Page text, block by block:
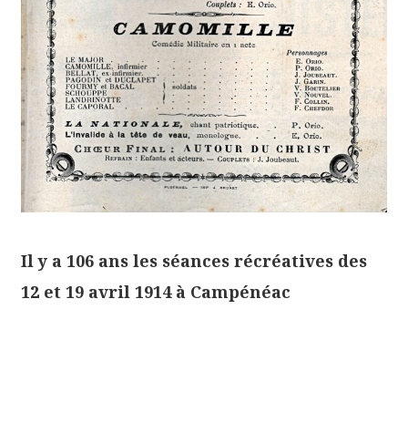
Il y a 106 ans les séances récréatives des
12 et 19 avril 1914 à Campénéac